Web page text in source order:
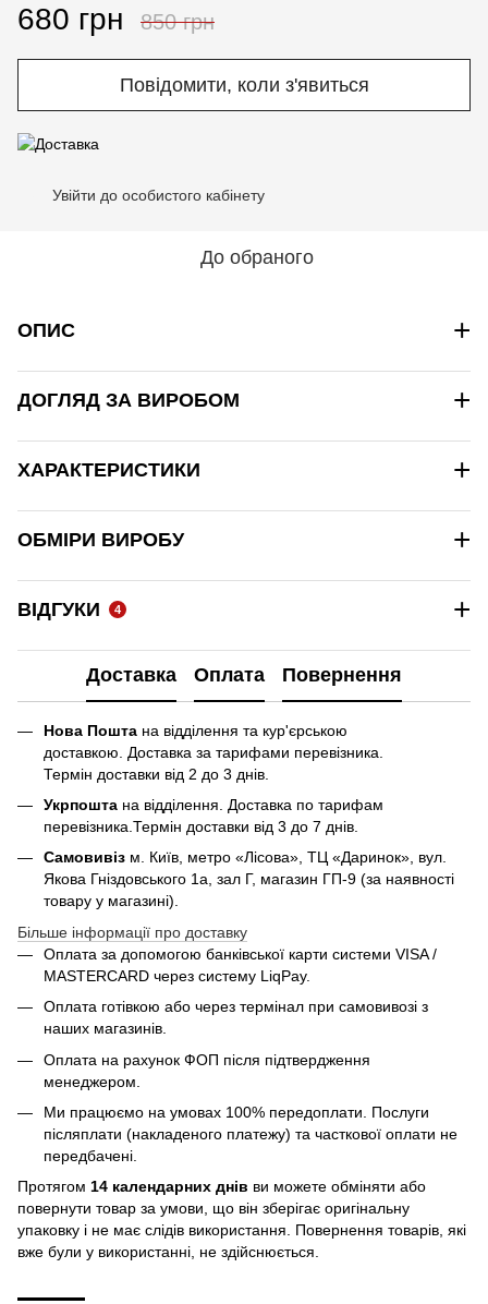
680 грн 850 грн
Повідомити, коли з'явиться
Увійти до особистого кабінету
До обраного
ОПИС +
ДОГЛЯД ЗА ВИРОБОМ +
ХАРАКТЕРИСТИКИ +
ОБМІРИ ВИРОБУ +
ВІДГУКИ 4 +
Доставка Оплата Повернення
Нова Пошта на відділення та кур'єрською
доставкою. Доставка за тарифами перевізника.
Термін доставки від 2 до 3 днів.
Укрпошта на відділення. Доставка по тарифам
перевізника.Термін доставки від 3 до 7 днів.
Самовивіз м. Київ, метро «Лісова», ТЦ «Даринок», вул.
Якова Гніздовського 1а, зал Г, магазин ГП-9 (за наявності
товару у магазині).
Більше інформації про доставку
Оплата за допомогою банківської карти системи VISA /
MASTERCARD через систему LiqPay.
Оплата готівкою або через термінал при самовивозі з
наших магазинів.
Оплата на рахунок ФОП після підтвердження
менеджером.
Ми працюємо на умовах 100% передоплати. Послуги
післяплати (накладеного платежу) та часткової оплати не
передбачені.
Протягом 14 календарних днів ви можете обміняти або
повернути товар за умови, що він зберігає оригінальну
упаковку і не має слідів використання. Повернення товарів, які
вже були у використанні, не здійснюється.